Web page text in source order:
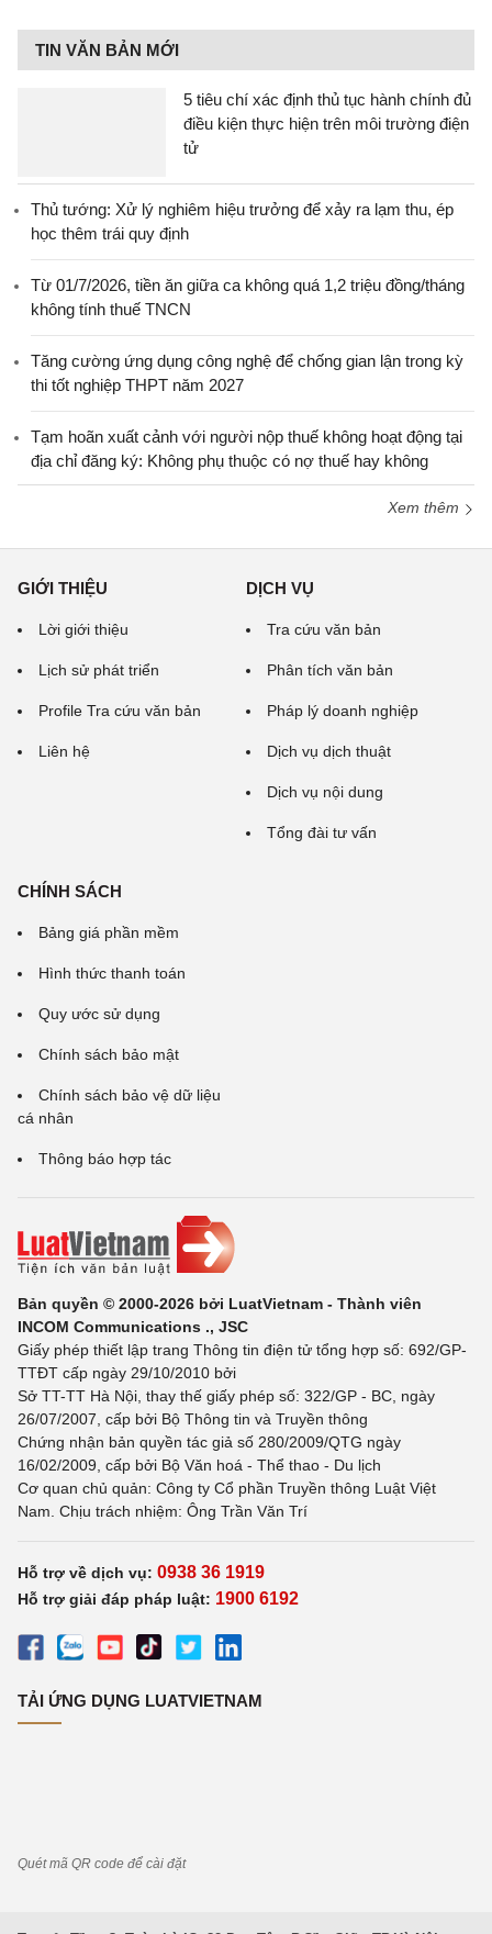
TIN VĂN BẢN MỚI
5 tiêu chí xác định thủ tục hành chính đủ
điều kiện thực hiện trên môi trường điện
tử
Thủ tướng: Xử lý nghiêm hiệu trưởng để xảy ra lạm thu, ép
học thêm trái quy định
Từ 01/7/2026, tiền ăn giữa ca không quá 1,2 triệu đồng/tháng
không tính thuế TNCN
Tăng cường ứng dụng công nghệ để chống gian lận trong kỳ
thi tốt nghiệp THPT năm 2027
Tạm hoãn xuất cảnh với người nộp thuế không hoạt động tại
địa chỉ đăng ký: Không phụ thuộc có nợ thuế hay không
Xem thêm
GIỚI THIỆU
Lời giới thiệu
Lịch sử phát triển
Profile Tra cứu văn bản
Liên hệ
DỊCH VỤ
Tra cứu văn bản
Phân tích văn bản
Pháp lý doanh nghiệp
Dịch vụ dịch thuật
Dịch vụ nội dung
Tổng đài tư vấn
CHÍNH SÁCH
Bảng giá phần mềm
Hình thức thanh toán
Quy ước sử dụng
Chính sách bảo mật
Chính sách bảo vệ dữ liệu
cá nhân
Thông báo hợp tác
Bản quyền © 2000-2026 bởi LuatVietnam - Thành viên
INCOM Communications ., JSC
Giấy phép thiết lập trang Thông tin điện tử tổng hợp số: 692/GP-
TTĐT cấp ngày 29/10/2010 bởi
Sở TT-TT Hà Nội, thay thế giấy phép số: 322/GP - BC, ngày
26/07/2007, cấp bởi Bộ Thông tin và Truyền thông
Chứng nhận bản quyền tác giả số 280/2009/QTG ngày
16/02/2009, cấp bởi Bộ Văn hoá - Thể thao - Du lịch
Cơ quan chủ quản: Công ty Cổ phần Truyền thông Luật Việt
Nam. Chịu trách nhiệm: Ông Trần Văn Trí
Hỗ trợ về dịch vụ: 0938 36 1919
Hỗ trợ giải đáp pháp luật: 1900 6192
TẢI ỨNG DỤNG LUATVIETNAM
Quét mã QR code để cài đặt